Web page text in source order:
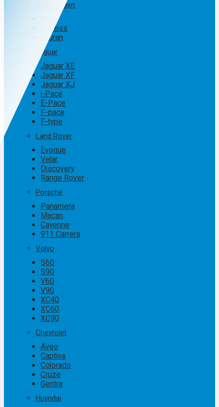
Volkswagen
T-Cross
Touran
Jaguar
Jaguar XE
Jaguar XF
Jaguar XJ
i-Pace
E-Pace
F-pace
F-type
Land Rover
Evoque
Velar
Discovery
Range Rover
Porsche
Panamera
Macan
Cayenne
911 Carrera
Volvo
S60
S90
V60
V90
XC40
XC60
XC90
Chevrolet
Aveo
Captiva
Colorado
Cruze
Gentra
Huyndai